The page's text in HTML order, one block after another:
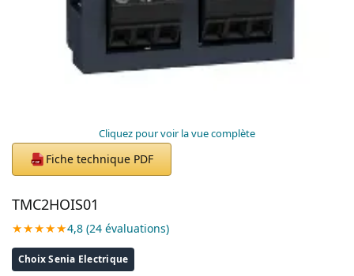
Cliquez pour voir la vue complète
PDF Fiche technique PDF
TMC2HOIS01
★★★★★4,8 (24 évaluations)
Choix Senia Electrique